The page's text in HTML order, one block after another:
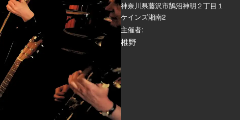
神奈川県藤沢市鵠沼神明２丁目１
ケインズ湘南2
主催者:
椎野